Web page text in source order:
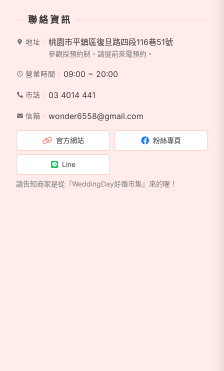
聯絡資訊
地址 桃園市平鎮區復旦路四段116巷51號
參觀採預約制，請提前來電預約。
營業時間 09:00 ~ 20:00
市話 03 4014 441
信箱 wonder6558@gmail.com
官方網站 粉絲專頁
Line
請告知商家是從『WeddingDay好婚市集』來的喔！